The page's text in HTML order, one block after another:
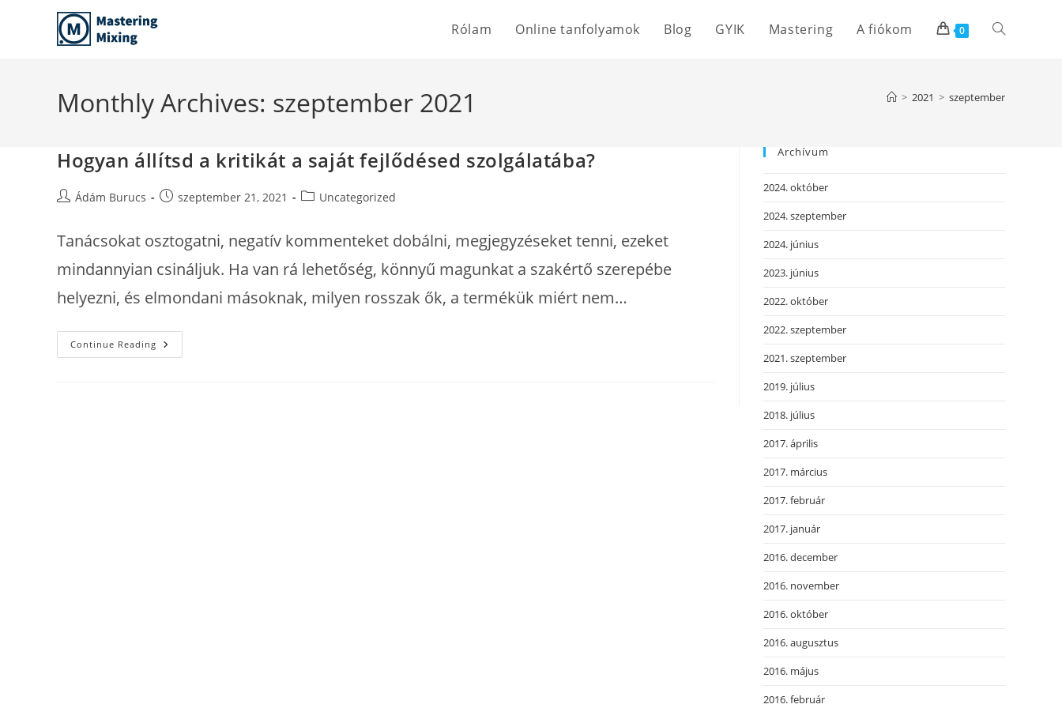
Rólam Online tanfolyamok Blog GYIK Mastering A fiókom 0 Toggle
Monthly Archives: szeptember 2021 > 2021 > szeptember
Hogyan állítsd a kritikát a saját fejlődésed szolgálatába?
PostÁdám Burucs
Postszeptember 21, 2021
PostUncategorized
Tanácsokat osztogatni, negatív kommenteket dobálni, megjegyzéseket tenni, ezeket
mindannyian csináljuk. Ha van rá lehetőség, könnyű magunkat a szakértő szerepébe
helyezni, és elmondani másoknak, milyen rosszak ők, a termékük miért nem…
Continue Reading Hogyan
Állítsd
Archívum
2024. október
2024. szeptember
2024. június
2023. június
2022. október
2022. szeptember
2021. szeptember
2019. július
2018. július
2017. április
2017. március
2017. február
2017. január
2016. december
2016. november
2016. október
2016. augusztus
2016. május
2016. február